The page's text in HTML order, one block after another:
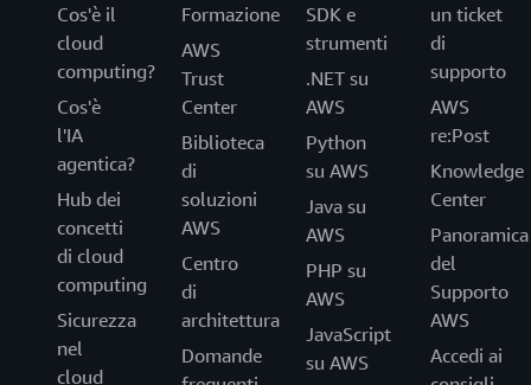
Cos'è il
cloud
computing?
Cos'è
l'IA
agentica?
Hub dei
concetti
di cloud
computing
Sicurezza
nel
cloud
Formazione
AWS
Trust
Center
Biblioteca
di
soluzioni
AWS
Centro
di
architettura
Domande
SDK e
strumenti
.NET su
AWS
Python
su AWS
Java su
AWS
PHP su
AWS
JavaScript
su AWS
un ticket
di
supporto
AWS
re:Post
Knowledge
Center
Panoramica
del
Supporto
AWS
Accedi ai